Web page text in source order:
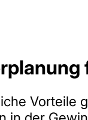
Vorteile